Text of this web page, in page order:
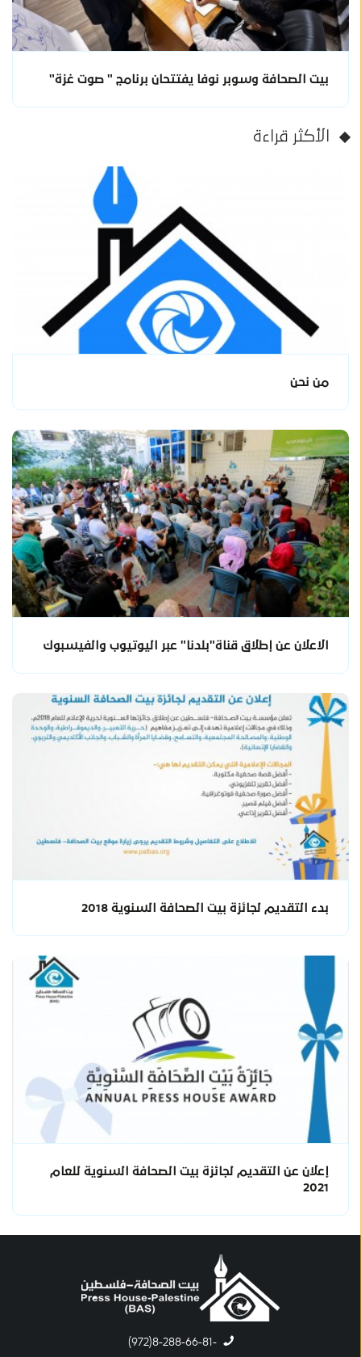
بيت الصحافة وسوبر نوفا يفتتحان برنامج " صوت غزة"
الأكثر قراءة
من نحن
الاعلان عن إطلاق قناة"بلدنا" عبر اليوتيوب والفيسبوك
بدء التقديم لجائزة بيت الصحافة السنوية 2018
إعلان عن التقديم لجائزة بيت الصحافة السنوية للعام
2021
-8-288-66-81(972)